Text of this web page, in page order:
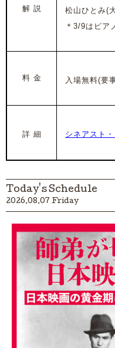
解 説
松山ひとみ(
＊3/9はピア
料 金 入場無料(要
詳 細 シネアスト
Today's Schedule
2026.08.07 Friday